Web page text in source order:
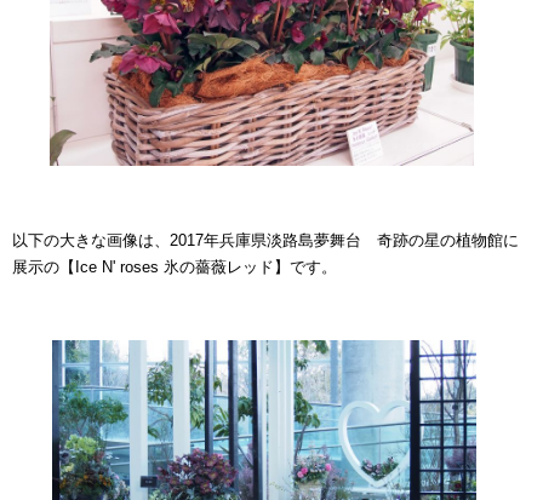
以下の大きな画像は、2017年兵庫県淡路島夢舞台 奇跡の星の植物館に
展示の【Ice N' roses 氷の薔薇レッド】です。